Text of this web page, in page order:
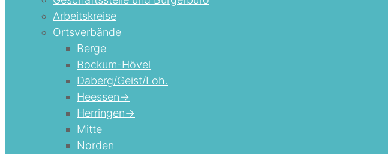
Arbeitskreise
Ortsverbände
Berge
Bockum-Hövel
Daberg/Geist/Loh.
Heessen->
Herringen->
Mitte
Norden